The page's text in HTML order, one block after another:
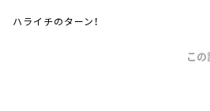
ハライチのターン！
こ